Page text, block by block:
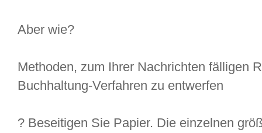
Aber wie?
Methoden, zum Ihrer Nachrichten fälligen
Buchhaltung-Verfahren zu entwerfen
? Beseitigen Sie Papier. Die einzelnen